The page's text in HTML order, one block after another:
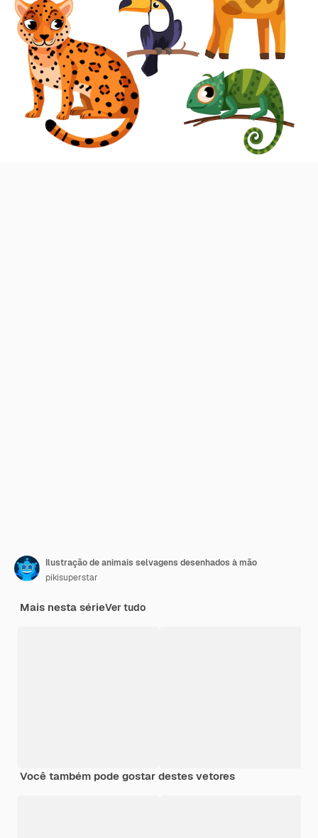
Ilustração de animais selvagens desenhados à mão
pikisuperstar
Mais nesta sérieVer tudo
Você também pode gostar destes vetores